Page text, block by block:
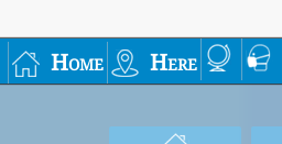
Home Here